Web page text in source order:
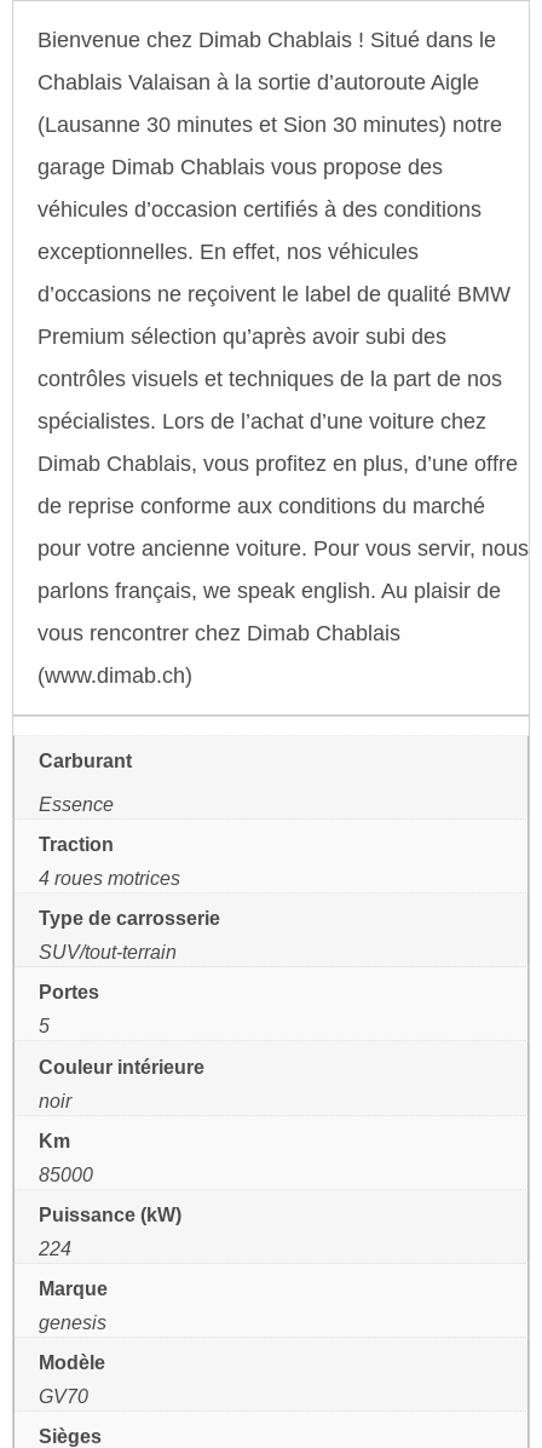
Bienvenue chez Dimab Chablais ! Situé dans le
Chablais Valaisan à la sortie d’autoroute Aigle
(Lausanne 30 minutes et Sion 30 minutes) notre
garage Dimab Chablais vous propose des
véhicules d’occasion certifiés à des conditions
exceptionnelles. En effet, nos véhicules
d’occasions ne reçoivent le label de qualité BMW
Premium sélection qu’après avoir subi des
contrôles visuels et techniques de la part de nos
spécialistes. Lors de l’achat d’une voiture chez
Dimab Chablais, vous profitez en plus, d’une offre
de reprise conforme aux conditions du marché
pour votre ancienne voiture. Pour vous servir, nous
parlons français, we speak english. Au plaisir de
vous rencontrer chez Dimab Chablais
(www.dimab.ch)
Carburant
Essence
Traction
4 roues motrices
Type de carrosserie
SUV/tout-terrain
Portes
5
Couleur intérieure
noir
Km
85000
Puissance (kW)
224
Marque
genesis
Modèle
GV70
Sièges